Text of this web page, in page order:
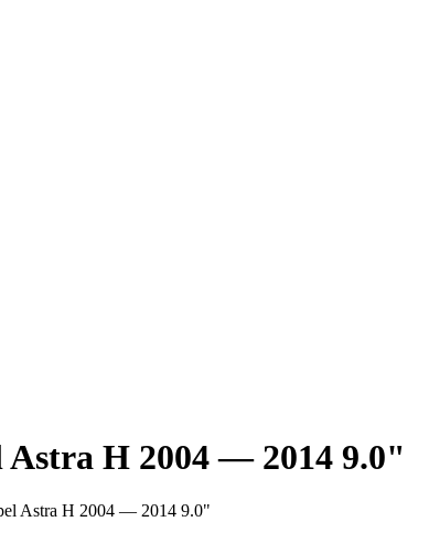
Astra H 2004 — 2014 9.0"
Astra H 2004 — 2014 9.0"